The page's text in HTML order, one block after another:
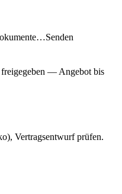
Senden
— Angebot bis
Vertragsentwurf prüfen.